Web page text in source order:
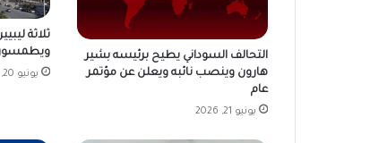
التحالف السوداني يطيح برئيسه بشير
هارون وينصب نائبه ويعلن عن مؤتمر
عام
يونيو 21, 2026
ثلاثة
ويطمسون
يونيو 20, 2026